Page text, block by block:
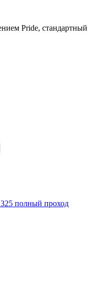
Pride, стандартный
полный проход